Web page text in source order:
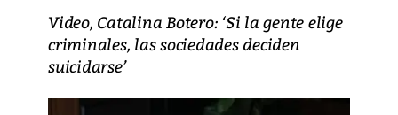
Video, Catalina Botero: ‘Si la gente elige
criminales, las sociedades deciden
suicidarse’